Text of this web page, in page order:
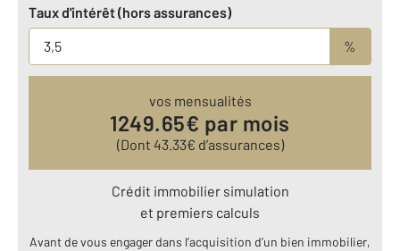
Taux d'intérêt (hors assurances)
%
vos mensualités
1249.65€ par mois
(Dont 43.33€ d’assurances)
Crédit immobilier simulation
et premiers calculs
Avant de vous engager dans l’acquisition d’un bien immobilier,